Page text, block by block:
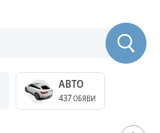
АВТО
437ОБЯВИ